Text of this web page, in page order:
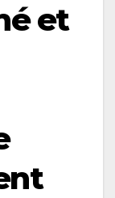
et